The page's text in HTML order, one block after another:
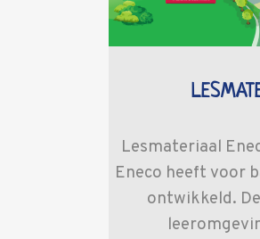
Lesmateriaal
Eneco heeft voor
ontwikkeld.